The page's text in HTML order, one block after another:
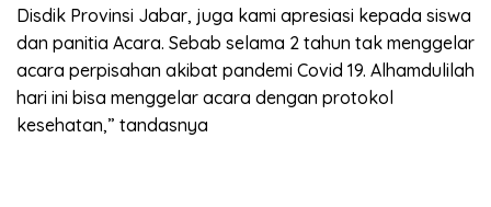
Disdik Provinsi Jabar, juga kami apresiasi kepada siswa
dan panitia Acara. Sebab selama 2 tahun tak menggelar
acara perpisahan akibat pandemi Covid 19. Alhamdulilah
hari ini bisa menggelar acara dengan protokol
kesehatan,” tandasnya